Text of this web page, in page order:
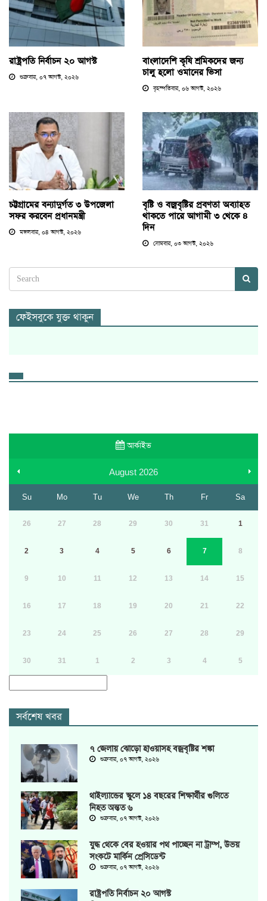
রাষ্ট্রপতি নির্বাচন ২০ আগস্ট
শুক্রবার, ০৭ আগস্ট, ২০২৬
বাংলাদেশি কৃষি শ্রমিকদের জন্য
চালু হলো ওমানের ভিসা
বৃহস্পতিবার, ০৬ আগস্ট, ২০২৬
চট্টগ্রামের বন্যাদুর্গত ৩ উপজেলা
সফর করবেন প্রধানমন্ত্রী
মঙ্গলবার, ০৪ আগস্ট, ২০২৬
বৃষ্টি ও বজ্রবৃষ্টির প্রবণতা অব্যাহত
থাকতে পারে আগামী ৩ থেকে ৪
দিন
সোমবার, ০৩ আগস্ট, ২০২৬
ফেইসবুকে যুক্ত থাকুন
আর্কাইভ
August 2026
Su Mo Tu We Th Fr Sa
26 27 28 29 30 31 1
2 3 4 5 6 7 8
9 10 11 12 13 14 15
16 17 18 19 20 21 22
23 24 25 26 27 28 29
30 31 1 2 3 4 5
সর্বশেষ খবর
৭ জেলায় ঝোড়ো হাওয়াসহ বজ্রবৃষ্টির শঙ্কা
শুক্রবার, ০৭ আগস্ট, ২০২৬
থাইল্যান্ডের স্কুলে ১৪ বছরের শিক্ষার্থীর গুলিতে
নিহত অন্তত ৬
শুক্রবার, ০৭ আগস্ট, ২০২৬
যুদ্ধ থেকে বের হওয়ার পথ পাচ্ছেন না ট্রাম্প, উভয়
সংকটে মার্কিন প্রেসিডেন্ট
শুক্রবার, ০৭ আগস্ট, ২০২৬
রাষ্ট্রপতি নির্বাচন ২০ আগস্ট